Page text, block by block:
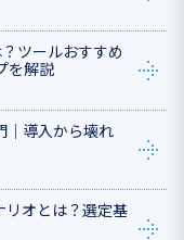
ツールおすすめ
を解説
導入から壊れ
リオとは？選定基